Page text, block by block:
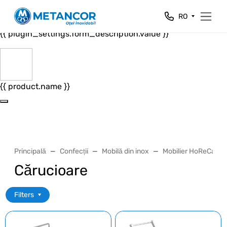
Close
{{ plugin_settings.form_header.value }}
{{ plugin_settings.form_description.value }}
{{ product.name }}
RO
Principală Confecții Mobilă din inox Mobilier HoReCa
Cărucioare
Filters